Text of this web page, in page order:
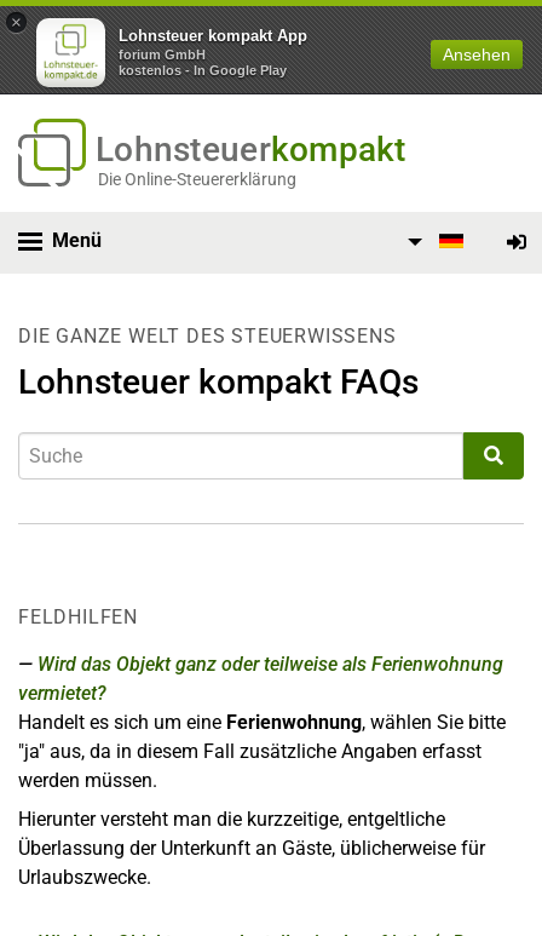
×
Lohnsteuer kompakt App
forium GmbH
kostenlos - In Google Play
Ansehen
Lohnsteuerkompakt
Die Online-Steuererklärung
Menü
DIE GANZE WELT DES STEUERWISSENS
Lohnsteuer kompakt FAQs
FELDHILFEN
Wird das Objekt ganz oder teilweise als Ferienwohnung
vermietet?
Handelt es sich um eine Ferienwohnung, wählen Sie bitte
"ja" aus, da in diesem Fall zusätzliche Angaben erfasst
werden müssen.
Hierunter versteht man die kurzzeitige, entgeltliche
Überlassung der Unterkunft an Gäste, üblicherweise für
Urlaubszwecke.